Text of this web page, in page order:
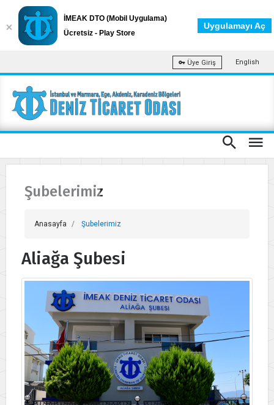
Üye Giriş English
Şubelerimiz
Anasayfa Şubelerimiz
Aliağa Şubesi
İMEAK DTO (Mobil Uygulama)
Ücretsiz - Play Store
Uygulamayı Aç